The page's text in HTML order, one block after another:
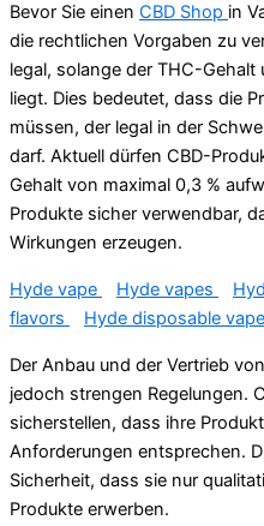
Bevor Sie einen CBD Shop in
die rechtlichen Vorgaben zu
legal, solange der THC-
liegt. Dies bedeutet, dass die
müssen, der legal in der
darf. Aktuell dürfen CBD-
Gehalt von maximal 0,3 %
Produkte sicher verwendbar,
Wirkungen erzeugen.
Hyde vape Hyde vapes
flavors
Hyde disposable vape
Der Anbau und der Vertrieb
jedoch strengen Regelungen.
sicherstellen, dass ihre
Anforderungen entsprechen.
Sicherheit, dass sie nur
Produkte erwerben.